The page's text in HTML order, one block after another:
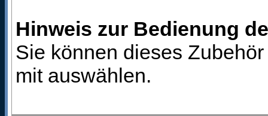
Hinweis zur Bedienung
Sie können dieses
mit auswählen.